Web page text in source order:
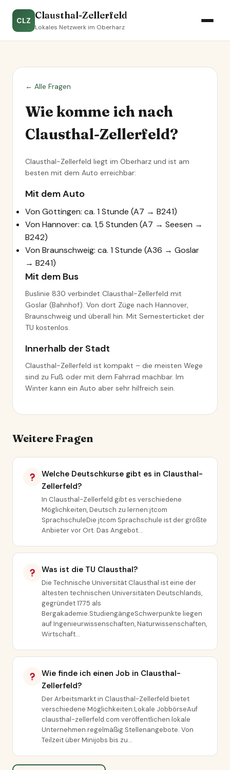
CLZ Clausthal-Zellerfeld
Lokales Netzwerk im Oberharz
← Alle Fragen
Wie komme ich nach
Clausthal-Zellerfeld?
Clausthal-Zellerfeld liegt im Oberharz und ist am
besten mit dem Auto erreichbar:
Mit dem Auto
Von Göttingen: ca. 1 Stunde (A7 → B241)
Von Hannover: ca. 1,5 Stunden (A7 → Seesen →
B242)
Von Braunschweig: ca. 1 Stunde (A36 → Goslar
→ B241)
Mit dem Bus
Buslinie 830 verbindet Clausthal-Zellerfeld mit
Goslar (Bahnhof). Von dort Züge nach Hannover,
Braunschweig und überall hin. Mit Semesterticket der
TU kostenlos.
Innerhalb der Stadt
Clausthal-Zellerfeld ist kompakt – die meisten Wege
sind zu Fuß oder mit dem Fahrrad machbar. Im
Winter kann ein Auto aber sehr hilfreich sein.
Weitere Fragen
Welche Deutschkurse gibt es in Clausthal-
Zellerfeld?
In Clausthal-Zellerfeld gibt es verschiedene
Möglichkeiten, Deutsch zu lernen:jtcom
SprachschuleDie jtcom Sprachschule ist der größte
Anbieter vor Ort. Das Angebot…
Was ist die TU Clausthal?
Die Technische Universität Clausthal ist eine der
ältesten technischen Universitäten Deutschlands,
gegründet 1775 als
Bergakademie.StudiengängeSchwerpunkte liegen
auf Ingenieurwissenschaften, Naturwissenschaften,
Wirtschaft…
Wie finde ich einen Job in Clausthal-
Zellerfeld?
Der Arbeitsmarkt in Clausthal-Zellerfeld bietet
verschiedene Möglichkeiten:Lokale JobbörseAuf
clausthal-zellerfeld.com veröffentlichen lokale
Unternehmen regelmäßig Stellenangebote. Von
Teilzeit über Minijobs bis zu…